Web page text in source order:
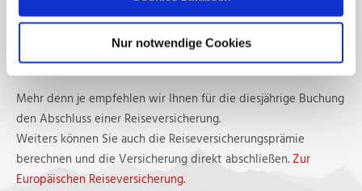
Nur notwendige Cookies
Weitere Informationen zu den Stornobedingungen finden Sie
Buchungsbedingungen lt. Österreichischem
Hotelreglement.
Mehr denn je empfehlen wir Ihnen für die diesjährige Buchung
den Abschluss einer Reiseversicherung.
Weiters können Sie auch die Reiseversicherungsprämie
berechnen und die Versicherung direkt abschließen.Zur
Europäischen Reiseversicherung.